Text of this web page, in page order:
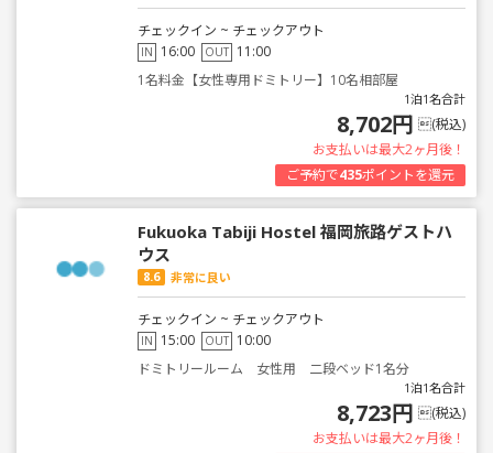
チェックイン ~ チェックアウト
IN 16:00 OUT 11:00
1名料金【女性専用ドミトリー】10名相部屋
1泊1名合計
8,702円 (税込)
お支払いは最大2ヶ月後！
ご予約で435ポイントを還元
Fukuoka Tabiji Hostel 福岡旅路ゲストハ
ウス
8.6 非常に良い
チェックイン ~ チェックアウト
IN 15:00 OUT 10:00
ドミトリールーム 女性用 二段ベッド1名分
1泊1名合計
8,723円 (税込)
お支払いは最大2ヶ月後！